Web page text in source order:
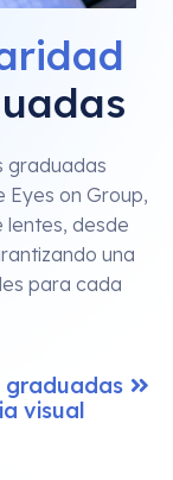
graduadas
Eyes on Group,
desde
una
para cada
visual